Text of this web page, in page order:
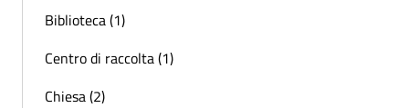
Biblioteca (1)
Centro di raccolta (1)
Chiesa (2)